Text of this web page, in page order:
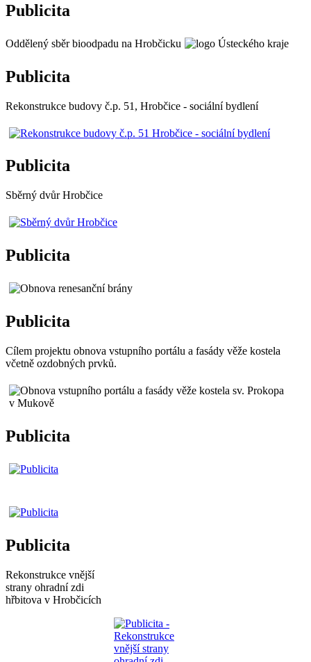
Publicita
Oddělený sběr bioodpadu na Hrobčicku
Publicita
Rekonstrukce budovy č.p. 51, Hrobčice - sociální bydlení
Publicita
Sběrný dvůr Hrobčice
Publicita
Publicita
Cílem projektu obnova vstupního portálu a fasády věže kostela
včetně ozdobných prvků.
Publicita
Publicita
Rekonstrukce vnější
strany ohradní zdi
hřbitova v Hrobčicích